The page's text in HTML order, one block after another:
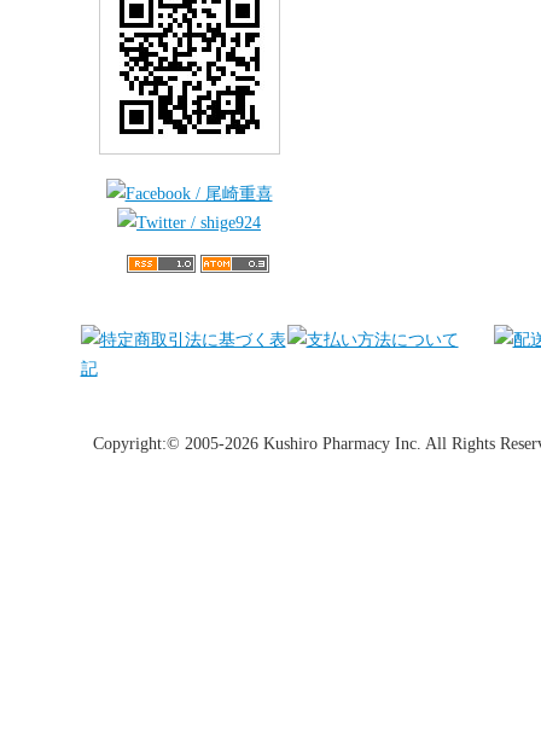
Copyright:© 2005-2026 Kushiro Pharmacy Inc. All Rights